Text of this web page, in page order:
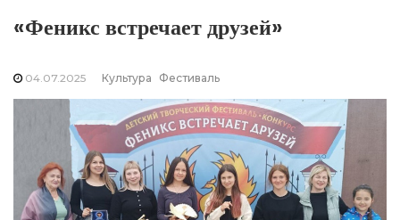
«Феникс встречает друзей»
04.07.2025 Культура Фестиваль